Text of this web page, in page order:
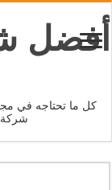
أفضل
كل ما تحتاجه في
شركة